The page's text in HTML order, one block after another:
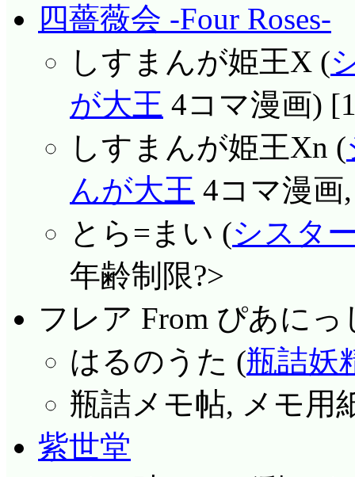
四薔薇会 -Four Roses-
しすまんが姫王X (
が大王 4コマ漫画)
しすまんが姫王Xn (
んが大王 4コマ漫画
とら=まい (シスタ
年齢制限?>
フレア From ぴあにっ
はるのうた (瓶詰妖
瓶詰メモ帖, メモ用
紫世堂